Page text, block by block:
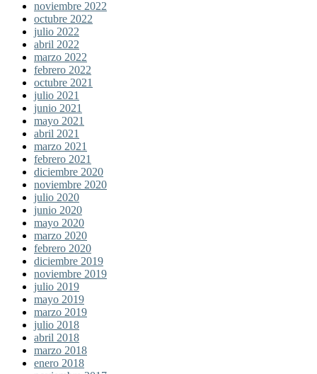
noviembre 2022
octubre 2022
julio 2022
abril 2022
marzo 2022
febrero 2022
octubre 2021
julio 2021
junio 2021
mayo 2021
abril 2021
marzo 2021
febrero 2021
diciembre 2020
noviembre 2020
julio 2020
junio 2020
mayo 2020
marzo 2020
febrero 2020
diciembre 2019
noviembre 2019
julio 2019
mayo 2019
marzo 2019
julio 2018
abril 2018
marzo 2018
enero 2018